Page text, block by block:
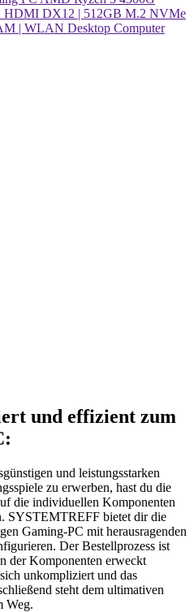
und effizient zum
und leistungsstarken
zu erwerben, hast du die
die individuellen Komponenten
SYSTEMTREFF bietet dir die
Gaming-PC mit herausragenden
Der Bestellprozess ist
der Komponenten erweckt
unkompliziert und das
steht dem ultimativen
Weg.